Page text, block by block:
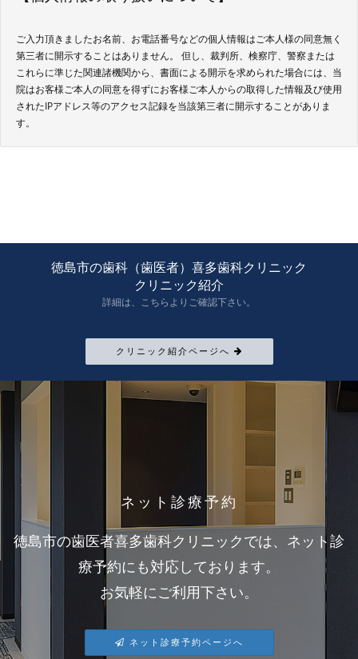
ご入力頂きましたお名前、お電話番号などの個人情報はご本人様の同意無く
第三者に開示することはありません。 但し、裁判所、検察庁、警察または
これらに準じた関連諸機関から、書面による開示を求められた場合には、当
院はお客様ご本人の同意を得ずにお客様ご本人からの取得した情報及び使用
されたIPアドレス等のアクセス記録を当該第三者に開示することがありま
す。
徳島市の歯科（歯医者）喜多歯科クリニック
クリニック紹介
詳細は、こちらよりご確認下さい。
クリニック紹介ページへ
ネット診療予約
徳島市の歯医者喜多歯科クリニックでは、ネット診
療予約にも対応しております。
お気軽にご利用下さい。
ネット診療予約ページへ